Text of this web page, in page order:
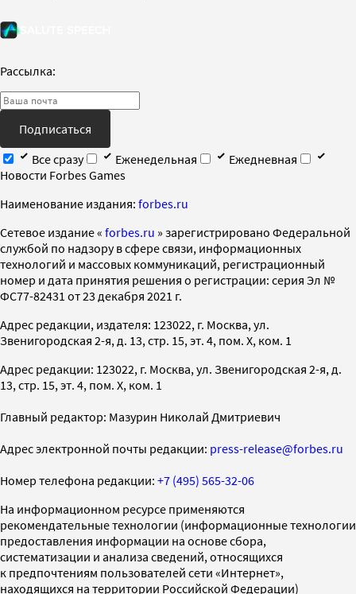
Рассылка:
Подписаться
Все сразу
Еженедельная
Ежедневная
Новости Forbes Games
Наименование издания: forbes.ru
Cетевое издание « forbes.ru » зарегистрировано Федеральной
службой по надзору в сфере связи, информационных
технологий и массовых коммуникаций, регистрационный
номер и дата принятия решения о регистрации: серия Эл №
ФС77-82431 от 23 декабря 2021 г.
Адрес редакции, издателя: 123022, г. Москва, ул.
Звенигородская 2-я, д. 13, стр. 15, эт. 4, пом. X, ком. 1
Адрес редакции: 123022, г. Москва, ул. Звенигородская 2-я, д.
13, стр. 15, эт. 4, пом. X, ком. 1
Главный редактор: Мазурин Николай Дмитриевич
Адрес электронной почты редакции: press-release@forbes.ru
Номер телефона редакции: +7 (495) 565-32-06
На информационном ресурсе применяются
рекомендательные технологии (информационные технологии
предоставления информации на основе сбора,
систематизации и анализа сведений, относящихся
к предпочтениям пользователей сети «Интернет»,
находящихся на территории Российской Федерации)